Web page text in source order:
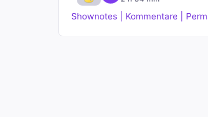
Shownotes | Kommentare |